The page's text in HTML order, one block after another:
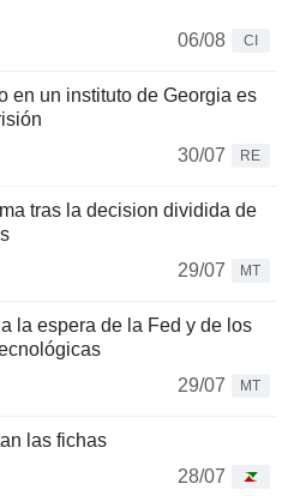
06/08
CI
en un instituto de Georgia es
30/07
RE
tras la decision dividida de
29/07
MT
la espera de la Fed y de los
29/07
MT
las fichas
28/07